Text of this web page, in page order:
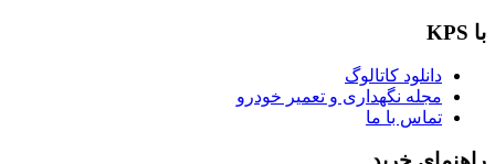
با KPS
دانلود کاتالوگ
مجله نگهداری و تعمیر خودرو
تماس با ما